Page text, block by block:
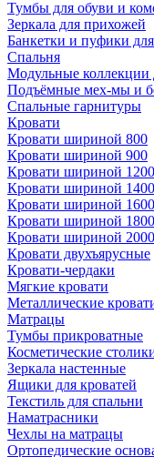
Тумбы для обуви и
Зеркала для прихожей
Банкетки и пуфики
Спальня
Модульные коллекции
Подъёмные мех-мы и
Спальные гарнитуры
Кровати
Кровати шириной 800
Кровати шириной 900
Кровати шириной 1200
Кровати шириной 1400
Кровати шириной 1600
Кровати шириной 1800
Кровати шириной 2000
Кровати двухъярусные
Кровати-чердаки
Мягкие кровати
Металлические
Матрацы
Тумбы прикроватные
Косметические
Зеркала настенные
Ящики для кроватей
Текстиль для спальни
Наматрасники
Чехлы на матрацы
Ортопедические